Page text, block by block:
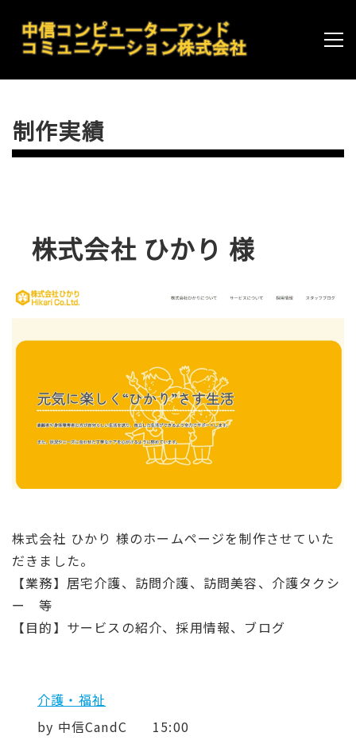
制作実績
株式会社 ひかり 様
株式会社 ひかり 様のホームページを制作させていた
だきました。
【業務】居宅介護、訪問介護、訪問美容、介護タクシ
ー 等
【目的】サービスの紹介、採用情報、ブログ
介護・福祉
by 中信CandC 15:00